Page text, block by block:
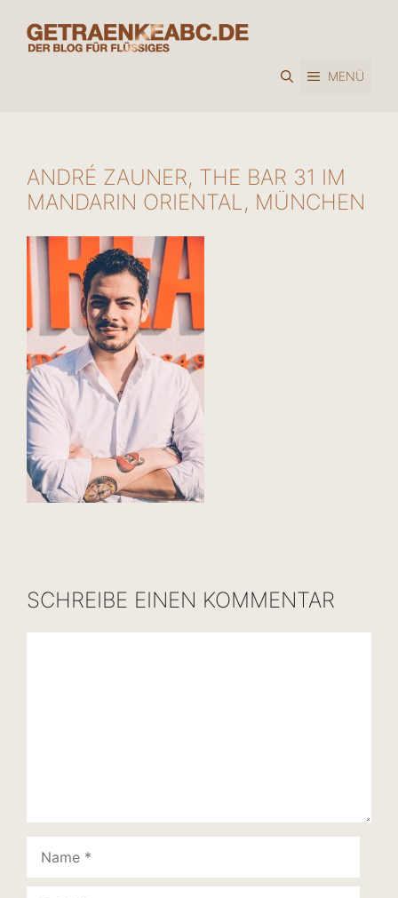
Inhalt
springen
MENÜ
ANDRÉ ZAUNER, THE BAR 31 IM
MANDARIN ORIENTAL, MÜNCHEN
SCHREIBE EINEN KOMMENTAR